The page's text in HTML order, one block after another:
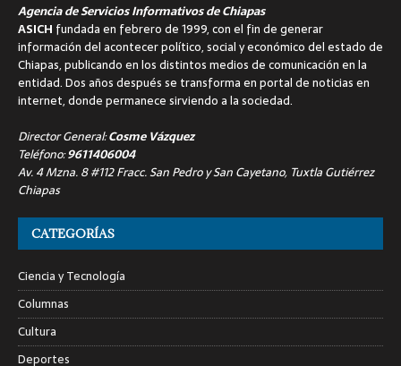
Agencia de Servicios Informativos de Chiapas
ASICH fundada en febrero de 1999, con el fin de generar
información del acontecer político, social y económico del estado de
Chiapas, publicando en los distintos medios de comunicación en la
entidad. Dos años después se transforma en portal de noticias en
internet, donde permanece sirviendo a la sociedad.
Director General:Cosme Vázquez
Teléfono:9611406004
Av. 4 Mzna. 8 #112 Fracc. San Pedro y San Cayetano, Tuxtla Gutiérrez
Chiapas
CATEGORÍAS
Ciencia y Tecnología
Columnas
Cultura
Deportes